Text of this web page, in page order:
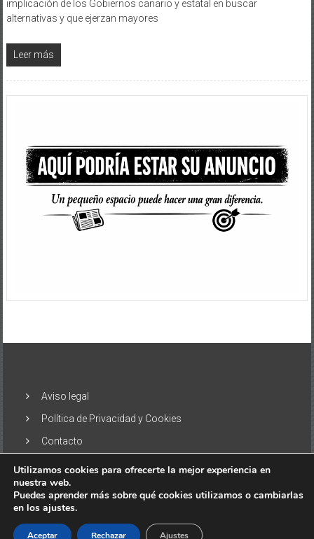
implicación de los Gobiernos canario y estatal en buscar
alternativas y que ejerzan mayores
Leer más
Aviso legal
Política de Privacidad y Cookies
Contacto
Copyright © 2026
los derechos reservados. Tema:
ColorNews
Utilizamos cookies para ofrecerte la mejor experiencia en
nuestra web.
Puedes aprender más sobre qué cookies utilizamos o cambiarlas
en los ajustes.
Aceptar Rechazar Ajustes